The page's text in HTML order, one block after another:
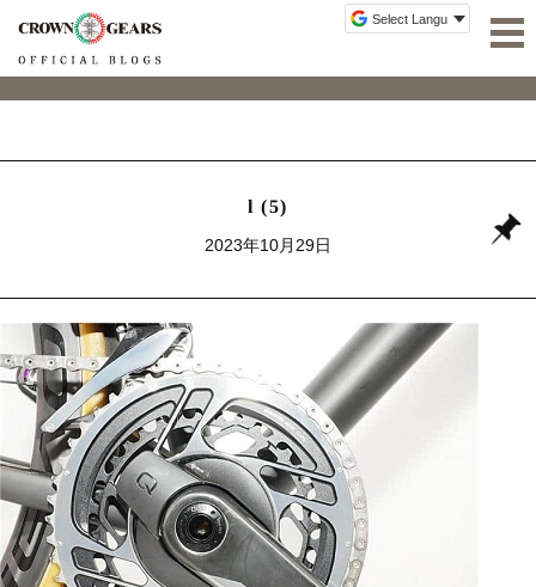
l (5)
2023年10月29日